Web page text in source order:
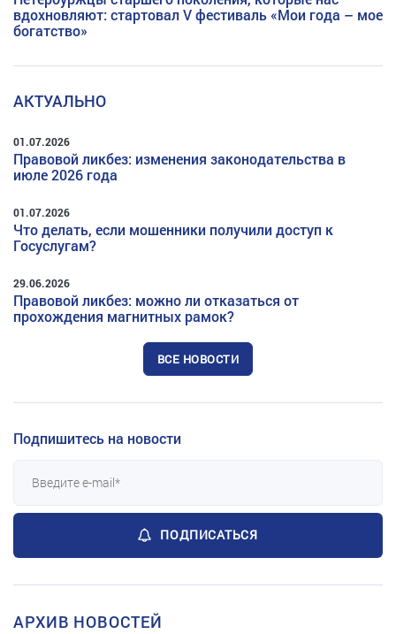
вдохновляют: стартовал V фестиваль «Мои года – мое
богатство»
АКТУАЛЬНО
01.07.2026
Правовой ликбез: изменения законодательства в
июле 2026 года
01.07.2026
Что делать, если мошенники получили доступ к
Госуслугам?
29.06.2026
Правовой ликбез: можно ли отказаться от
прохождения магнитных рамок?
ВСЕ НОВОСТИ
Подпишитесь на новости
ПОДПИСАТЬСЯ
АРХИВ НОВОСТЕЙ